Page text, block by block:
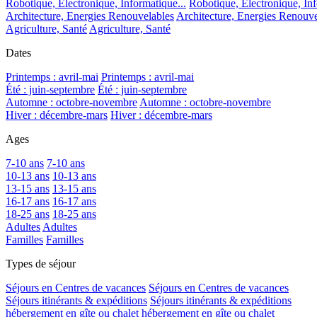
Robotique, Electronique, Informatique... Robotique, Electronique,
Architecture, Energies Renouvelables Architecture, Energies
Agriculture, Santé Agriculture, Santé
Dates
Printemps : avril-mai Printemps : avril-mai
Été : juin-septembre Été : juin-septembre
Automne : octobre-novembre Automne : octobre-novembre
Hiver : décembre-mars Hiver : décembre-mars
Ages
7-10 ans 7-10 ans
10-13 ans 10-13 ans
13-15 ans 13-15 ans
16-17 ans 16-17 ans
18-25 ans 18-25 ans
Adultes Adultes
Familles Familles
Types de séjour
Séjours en Centres de vacances Séjours en Centres de vacances
Séjours itinérants & expéditions Séjours itinérants & expéditions
hébergement en gîte ou chalet hébergement en gîte ou chalet